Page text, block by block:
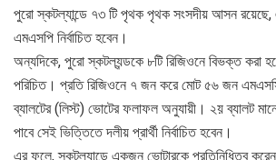
পুরো স্কটল্যান্ডে ৭৩ টি পৃথক পৃথক সংসদীয় আসন
এমএসপি নির্বাচিত হবেন।
অন্যদিকে, পুরো স্কটল্যন্ডকে ৮টি রিজিওনে বিভক্ত করা
পরিচিত। প্রতি রিজিওনে ৭ জন করে মোট ৫৬ জন এমএসসি
ব্যালটের (লিস্ট) ভোটের ফলাফল অনুযায়ী। ২য় ব্যালট
পাবে সেই ভিত্তিতে দলীয় প্রার্থী নির্বাচিত হবেন।
এর ফলে, স্কটল্যান্ডে একজন ভোটারকে প্রতিনিধিত্ব